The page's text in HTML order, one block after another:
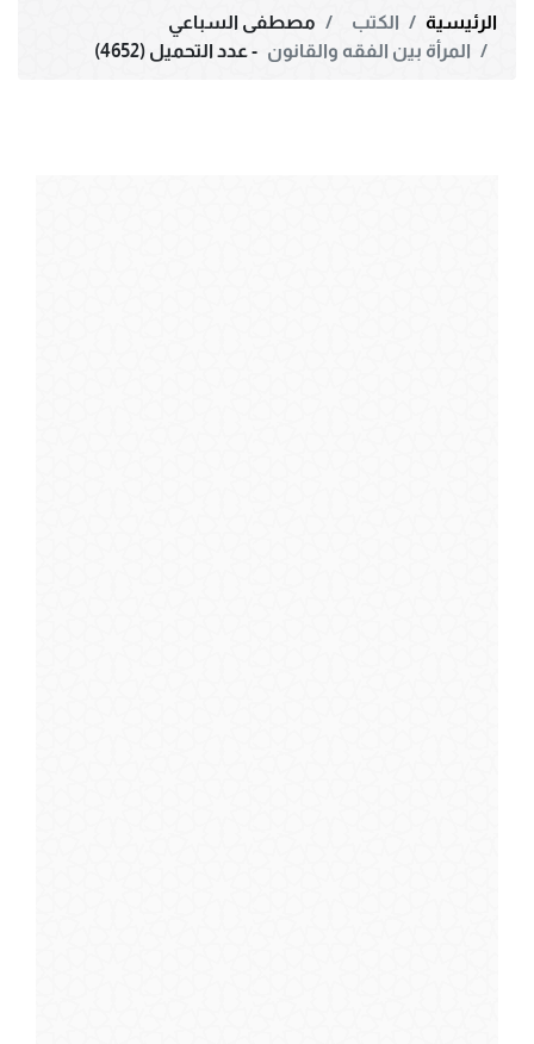
الرئيسية الكتب
مصطفى السباعي
المرأة بين الفقه والقانون - عدد التحميل (4652)